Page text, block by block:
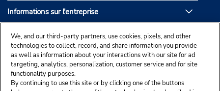
Informations sur l'entreprise
Partenaires de Budget
We, and our third-party partners, use cookies, pixels, and other
technologies to collect, record, and share information you provide
as well as information about your interactions with our site for ad
targeting, analytics, personalization, customer service and for site
functionality purposes.
By continuing to use this site or by clicking one of the buttons